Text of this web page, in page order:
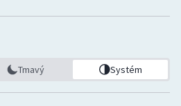
Tmavý Systém